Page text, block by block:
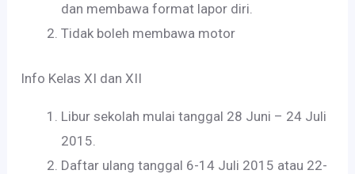
dan membawa format lapor diri.
Tidak boleh membawa motor
Info Kelas XI dan XII
Libur sekolah mulai tanggal 28 Juni – 24 Juli
2015.
Daftar ulang tanggal 6-14 Juli 2015 atau 22-